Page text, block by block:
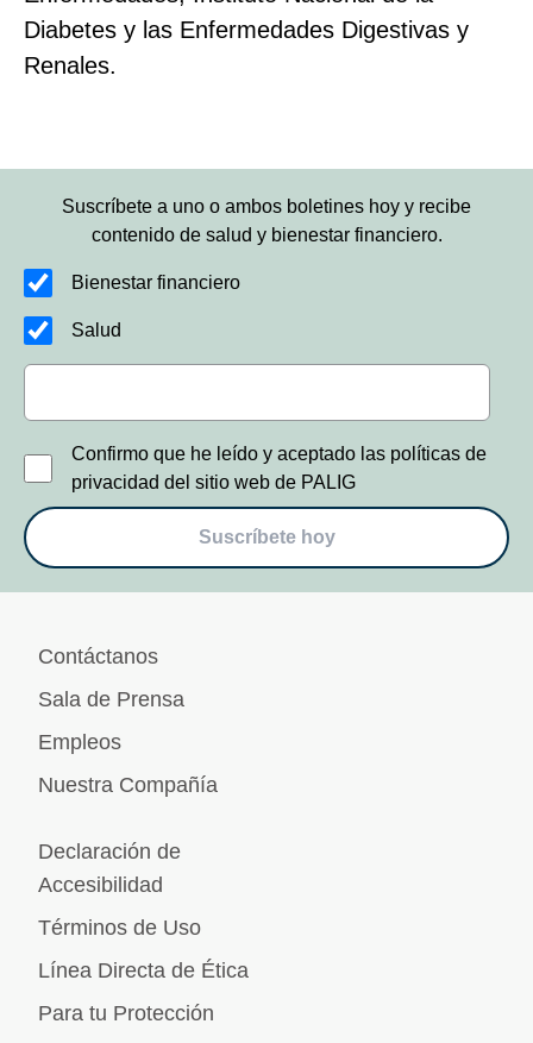
Diabetes y las Enfermedades Digestivas y
Renales.
Suscríbete a uno o ambos boletines hoy y recibe
contenido de salud y bienestar financiero.
Bienestar financiero
Salud
Confirmo que he leído y aceptado las políticas de
privacidad del sitio web de PALIG
Suscríbete hoy
Contáctanos
Sala de Prensa
Empleos
Nuestra Compañía
Declaración de
Accesibilidad
Términos de Uso
Línea Directa de Ética
Para tu Protección